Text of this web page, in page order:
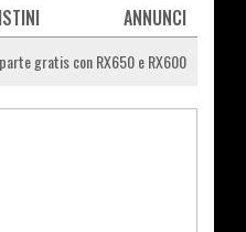
ANNUNCI
gratis con RX650 e RX600